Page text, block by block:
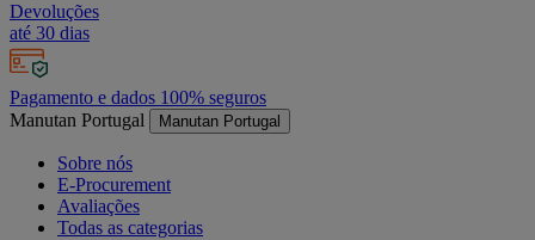
Devoluções
até 30 dias
Pagamento e dados 100% seguros
Manutan Portugal
Manutan Portugal
Sobre nós
E-Procurement
Avaliações
Todas as categorias